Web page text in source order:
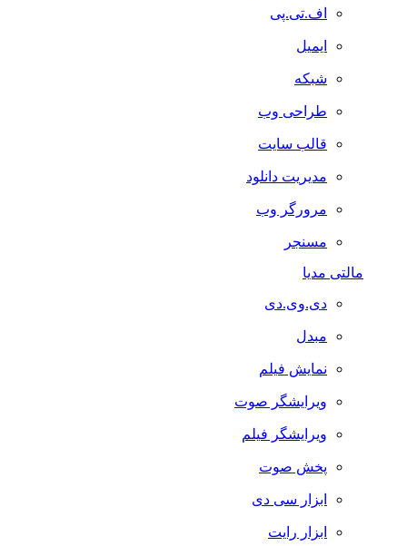
اف.تی.پی
ایمیل
شبکه
طراحی وب
قالب سایت
مدیریت دانلود
مرورگر وب
مسنجر
مالتی مدیا
دی.وی.دی
مبدل
نمایش فیلم
ویرایشگر صوت
ویرایشگر فیلم
پخش صوت
ابزار سی دی
ابزار رایت